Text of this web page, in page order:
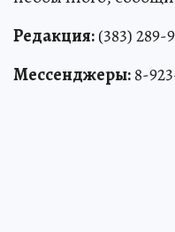
Редакция:(383) 289-
Мессенджеры:8-